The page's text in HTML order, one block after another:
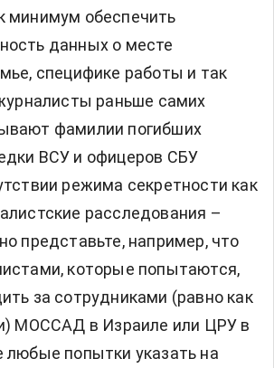
минимум обеспечить
данных о месте
специфике работы и так
раньше самих
фамилии погибших
ВСУ и офицеров СБУ
режима секретности как
расследования –
представьте, например, что
которые попытаются,
за сотрудниками (равно как
МОССАД в Израиле или ЦРУ в
попытки указать на